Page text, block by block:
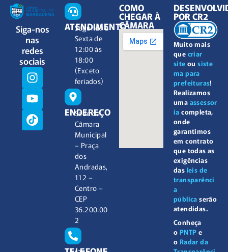
Siga-nos
nas
redes
sociais
ATENDIMENTO
Segunda à
Sexta de
12:00 às
18:00
(Exceto
feriados)
ENDEREÇO
Sede da
Câmara
Municipal
– Praça
dos
Andradas,
112 –
Centro –
CEP
36.200.00
2
COMO
CHEGAR À
CÂMARA
Muito mais
que criar
site ousiste
ma para
prefeituras!
Realizamos
uma assessor
ia completa,
onde
garantimos
em contrato
que todas as
exigências
das leis de
transparênci
a
pública serão
atendidas.
Conheça
o PNTP e
o Radar da
POR CR2